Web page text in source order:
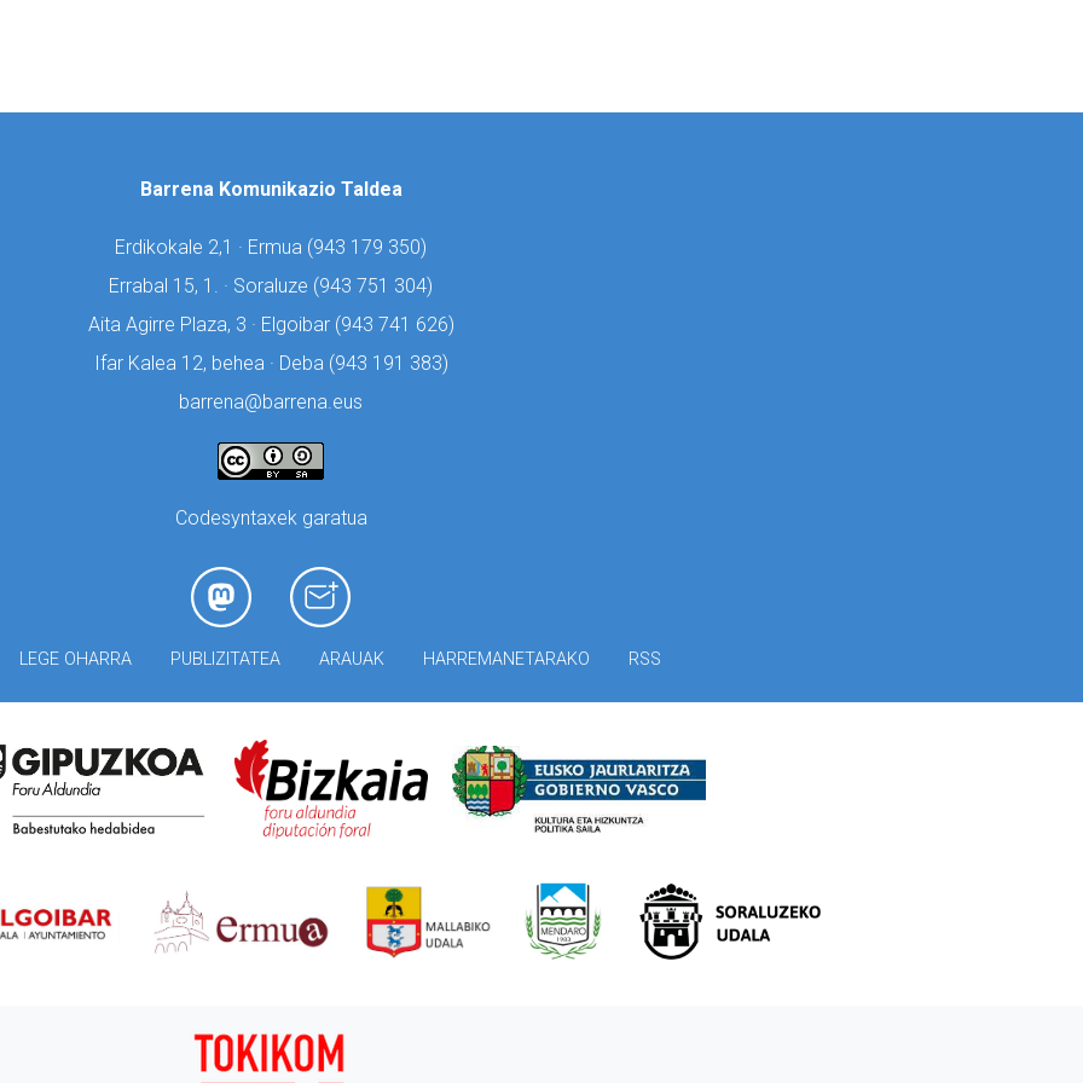
Barrena Komunikazio Taldea
Erdikokale 2,1 · Ermua (943 179 350)
Errabal 15, 1. · Soraluze (943 751 304)
Aita Agirre Plaza, 3 · Elgoibar (943 741 626)
Ifar Kalea 12, behea · Deba (943 191 383)
barrena@barrena.eus
Codesyntaxek garatua
LEGE OHARRA PUBLIZITATEA ARAUAK HARREMANETARAKO RSS